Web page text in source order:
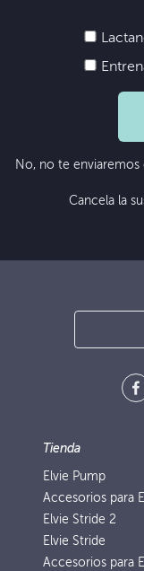
No, no te enviaremos
Cancela la
Tienda
Elvie Pump
Accesorios para
Elvie Stride 2
Elvie Stride
Accesorios para